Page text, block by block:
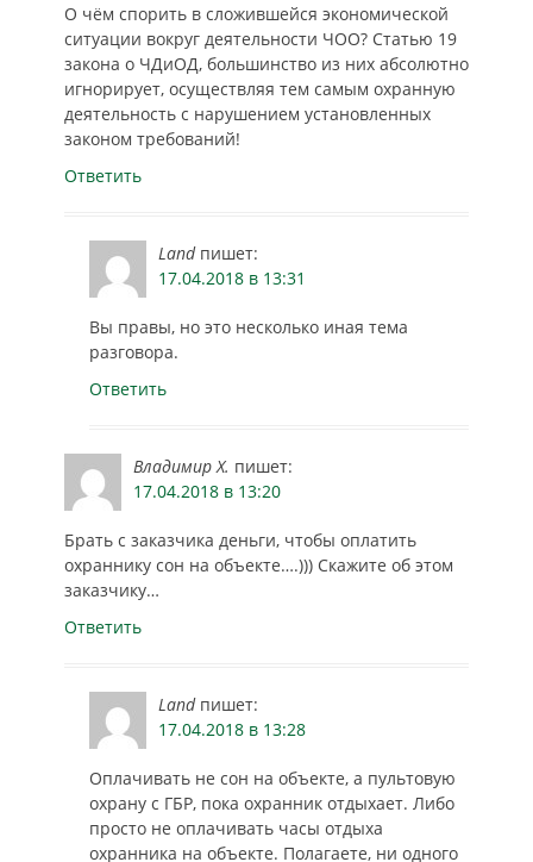
О чём спорить в сложившейся экономической
ситуации вокруг деятельности ЧОО? Статью 19
закона о ЧДиОД, большинство из них абсолютно
игнорирует, осуществляя тем самым охранную
деятельность с нарушением установленных
законом требований!
Ответить
Land пишет:
17.04.2018 в 13:31
Вы правы, но это несколько иная тема
разговора.
Ответить
Владимир Х. пишет:
17.04.2018 в 13:20
Брать с заказчика деньги, чтобы оплатить
охраннику сон на объекте….))) Скажите об этом
заказчику…
Ответить
Land пишет:
17.04.2018 в 13:28
Оплачивать не сон на объекте, а пультовую
охрану с ГБР, пока охранник отдыхает. Либо
просто не оплачивать часы отдыха
охранника на объекте. Полагаете, ни одного